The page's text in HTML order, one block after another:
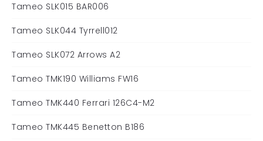
Tameo SLK015 BAR006
Tameo SLK044 Tyrrell012
Tameo SLK072 Arrows A2
Tameo TMK190 Williams FW16
Tameo TMK440 Ferrari 126C4-M2
Tameo TMK445 Benetton B186